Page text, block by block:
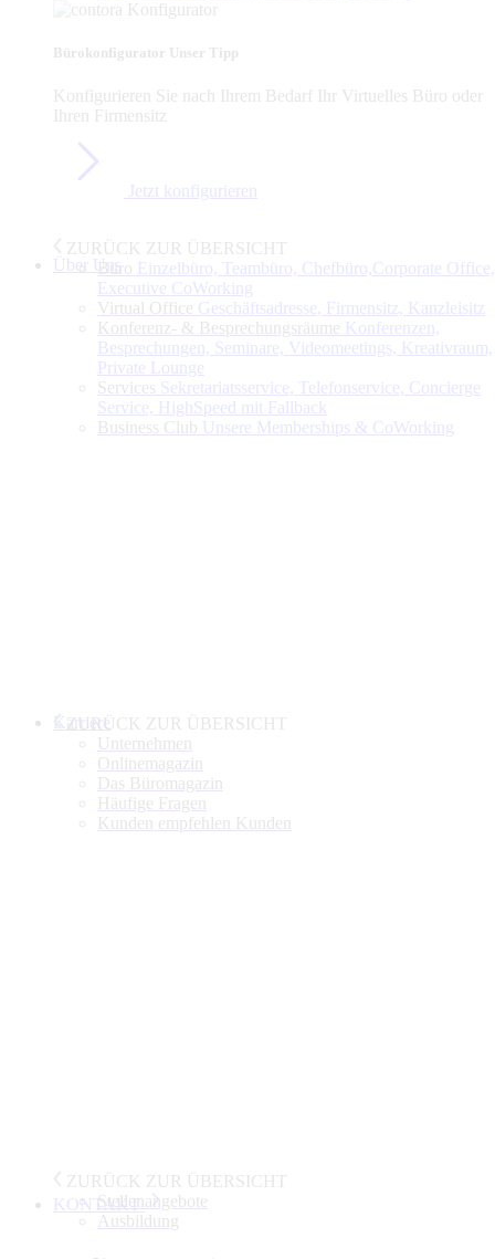
Bürokonfigurator Unser Tipp
Konfigurieren Sie nach Ihrem Bedarf Ihr Virtuelles Büro oder
Ihren Firmensitz
Jetzt konfigurieren
ZURÜCK ZUR ÜBERSICHT
Büro Einzelbüro, Teambüro, Chefbüro,Corporate Office,
Executive CoWorking
Virtual Office Geschäftsadresse, Firmensitz, Kanzleisitz
Konferenz- & Besprechungsräume Konferenzen,
Besprechungen, Seminare, Videomeetings, Kreativraum,
Private Lounge
Services Sekretariatsservice, Telefonservice, Concierge
Service, HighSpeed mit Fallback
Business Club Unsere Memberships & CoWorking
Über Uns
ZURÜCK ZUR ÜBERSICHT
Unternehmen
Onlinemagazin
Das Büromagazin
Häufige Fragen
Kunden empfehlen Kunden
Karriere
ZURÜCK ZUR ÜBERSICHT
Stellenangebote
Ausbildung
KONTAKT